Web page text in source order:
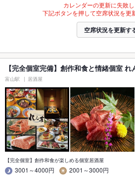
カレンダーの更新に失敗し
下記ボタンを押して空席状況を更
空席状況を更新す
【完全個室完備】創作和食と情緒個室
富山駅 居酒屋
【完全個室】創作和食が楽しめる個室居酒屋
3001～4000円
2001～3000円